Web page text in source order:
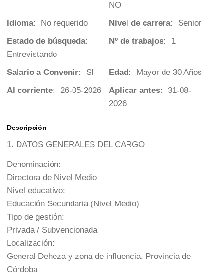
NO
Idioma:
No requerido Nivel de carrera:
Senior
Estado de búsqueda:
Entrevistando
Nº de trabajos: 1
Salario a Convenir: SI Edad:
Mayor de 30 Años
Al corriente:
26-05-2026 Aplicar antes:
31-08-
2026
Descripción
1. DATOS GENERALES DEL CARGO
Denominación:
Directora de Nivel Medio
Nivel educativo:
Educación Secundaria (Nivel Medio)
Tipo de gestión:
Privada / Subvencionada
Localización:
General Deheza y zona de influencia, Provincia de
Córdoba